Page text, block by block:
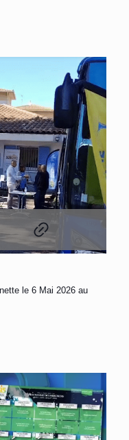
le 6 Mai 2026 au